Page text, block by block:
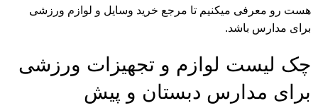
هست رو معرفی میکنیم تا مرجع خرید وسایل و لوازم ورزشی
برای مدارس باشد.
چک لیست لوازم و تجهیزات ورزشی
برای مدارس دبستان و پیش